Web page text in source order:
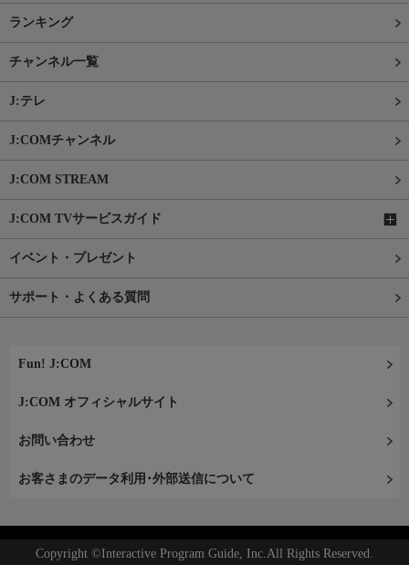
ランキング
チャンネル一覧
J:テレ
J:COMチャンネル
J:COM STREAM
J:COM TVサービスガイド
イベント・プレゼント
サポート・よくある質問
Fun! J:COM
J:COM オフィシャルサイト
お問い合わせ
お客さまのデータ利用･外部送信について
Copyright ©Interactive Program Guide, Inc.All Rights Reserved.